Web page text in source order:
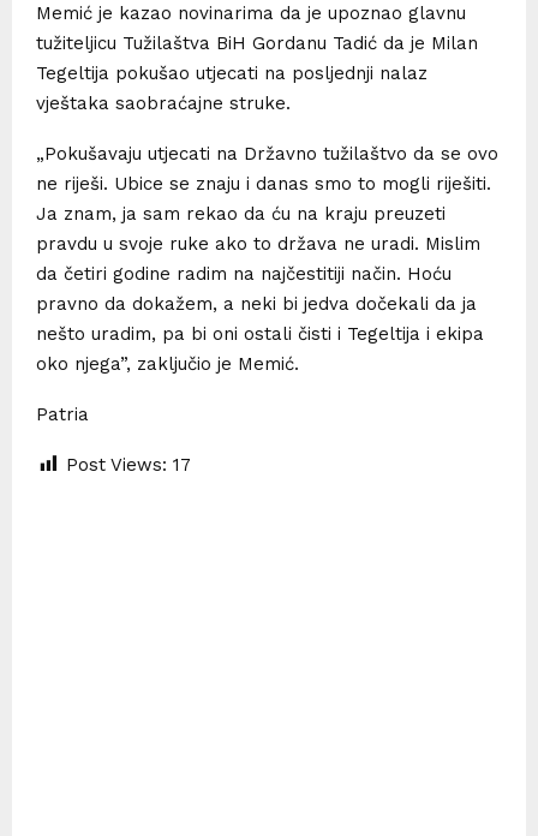
Memić je kazao novinarima da je upoznao glavnu
tužiteljicu Tužilaštva BiH Gordanu Tadić da je Milan
Tegeltija pokušao utjecati na posljednji nalaz
vještaka saobraćajne struke.
„Pokušavaju utjecati na Državno tužilaštvo da se ovo
ne riješi. Ubice se znaju i danas smo to mogli riješiti.
Ja znam, ja sam rekao da ću na kraju preuzeti
pravdu u svoje ruke ako to država ne uradi. Mislim
da četiri godine radim na najčestitiji način. Hoću
pravno da dokažem, a neki bi jedva dočekali da ja
nešto uradim, pa bi oni ostali čisti i Tegeltija i ekipa
oko njega”, zaključio je Memić.
Patria
Post Views: 17